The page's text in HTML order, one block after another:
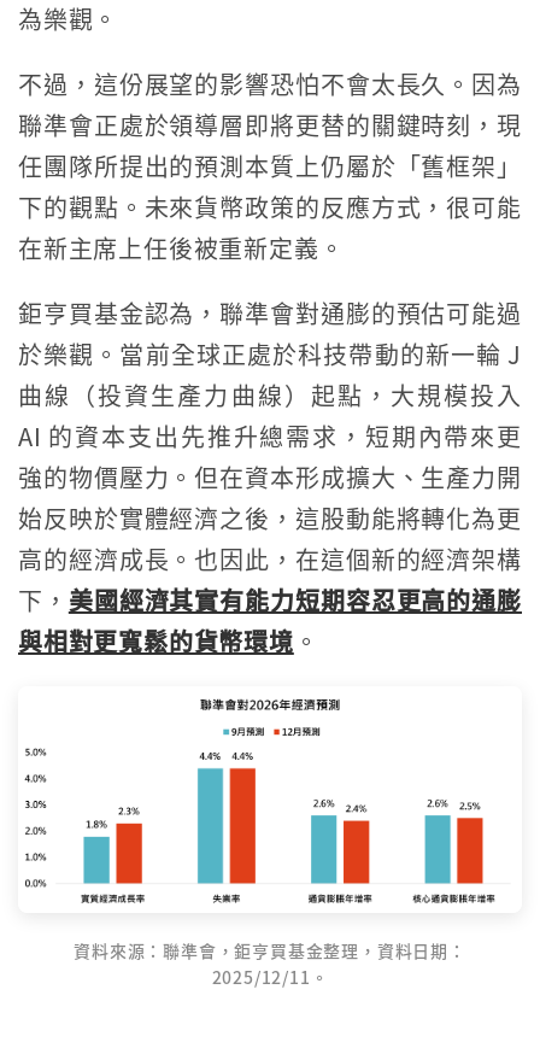
為樂觀。
不過，這份展望的影響恐怕不會太長久。因為
聯準會正處於領導層即將更替的關鍵時刻，現
任團隊所提出的預測本質上仍屬於「舊框架」
下的觀點。未來貨幣政策的反應方式，很可能
在新主席上任後被重新定義。
鉅亨買基金認為，聯準會對通膨的預估可能過
於樂觀。當前全球正處於科技帶動的新一輪 J
曲線（投資生產力曲線）起點，大規模投入
AI 的資本支出先推升總需求，短期內帶來更
強的物價壓力。但在資本形成擴大、生產力開
始反映於實體經濟之後，這股動能將轉化為更
高的經濟成長。也因此，在這個新的經濟架構
下， 美國經濟其實有能力短期容忍更高的通膨
與相對更寬鬆的貨幣環境 。
資料來源：聯準會，鉅亨買基金整理，資料日期：
2025/12/11。